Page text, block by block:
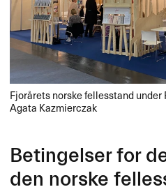
Fjorårets norske fellesstand
Agata Kazmierczak
Betingelser for
den norske